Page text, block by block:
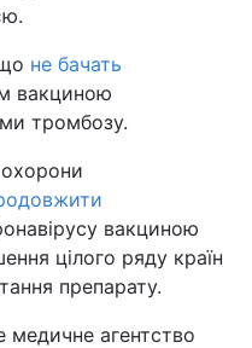
не бачать
вакциною
тромбозу.
охорони
вакциною
цілого ряду країн
препарату.
медичне агентство